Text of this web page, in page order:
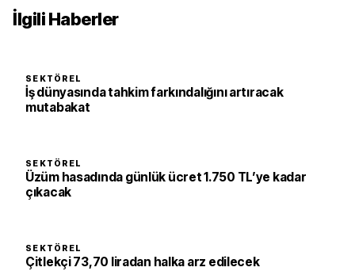
İlgili Haberler
SEKTÖREL
İş dünyasında tahkim farkındalığını artıracak
mutabakat
SEKTÖREL
Üzüm hasadında günlük ücret 1.750 TL’ye kadar
çıkacak
SEKTÖREL
Çitlekçi 73,70 liradan halka arz edilecek